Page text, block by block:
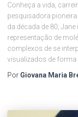
Conheça a vida,
pesquisadora
da década de 80,
representação de
complexos de se
visualizados de forma
Por Giovana Maria